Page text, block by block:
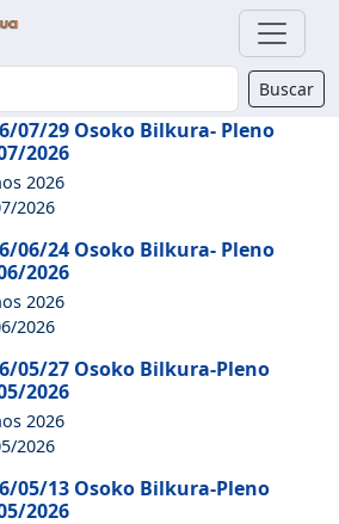
Buscar
07/29 Osoko Bilkura- Pleno
2026
2026
2026
06/24 Osoko Bilkura- Pleno
2026
2026
2026
05/27 Osoko Bilkura-Pleno
2026
2026
2026
05/13 Osoko Bilkura-Pleno
2026